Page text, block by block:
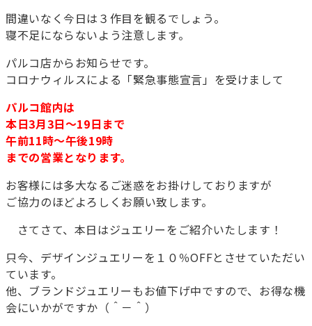
間違いなく今日は３作目を観るでしょう。
寝不足にならないよう注意します。
パルコ店からお知らせです。
コロナウィルスによる「緊急事態宣言」を受けまして
パルコ館内は
本日3月3日～19日まで
午前11時～午後19時
までの営業となります。
お客様には多大なるご迷惑をお掛けしておりますが
ご協力のほどよろしくお願い致します。
さてさて、本日はジュエリーをご紹介いたします！
只今、デザインジュエリーを１０％OFFとさせていただい
ています。
他、ブランドジュエリーもお値下げ中ですので、お得な機
会にいかがですか（＾－＾）